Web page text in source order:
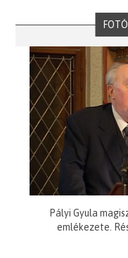
Pályi Gyula
emlékezete.